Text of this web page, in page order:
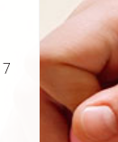
7